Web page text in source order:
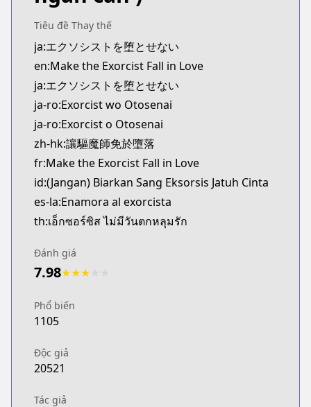
Kitsu
https://kitsu.app/manga/62524
MangaUpdates
MangaUpdates
Book☆Walker
Book☆Walker
https://bookwalker.jp/series/351107/list
Official English
Official English
https://mangaplus.shueisha.co.jp/titles/100198
Tiêu đề Thay thế
ja:エクソシストを堕とせない
en:Make the Exorcist Fall in Love
ja:エクソシストを堕とせない
ja-ro:Exorcist wo Otosenai
ja-ro:Exorcist o Otosenai
zh-hk:讓驅魔師免於墮落
fr:Make the Exorcist Fall in Love
id:(Jangan) Biarkan Sang Eksorsis Jatuh Cinta
es-la:Enamora al exorcista
th:เอ็กซอร์ซิส ไม่มีวันตกหลุมรัก
Đánh giá
7.98★★★
Phổ biến
1105
Độc giả
20521
Tác giả